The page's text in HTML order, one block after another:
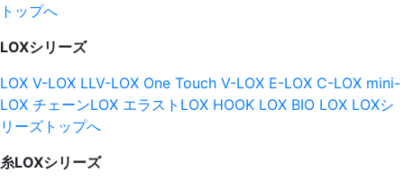
トップへ
LOXシリーズ
LOX V-LOX LLV-LOX One Touch V-LOX E-LOX C-LOX mini-
LOX チェーンLOX エラストLOX HOOK LOX BIO LOX LOXシ
リーズトップへ
糸LOXシリーズ